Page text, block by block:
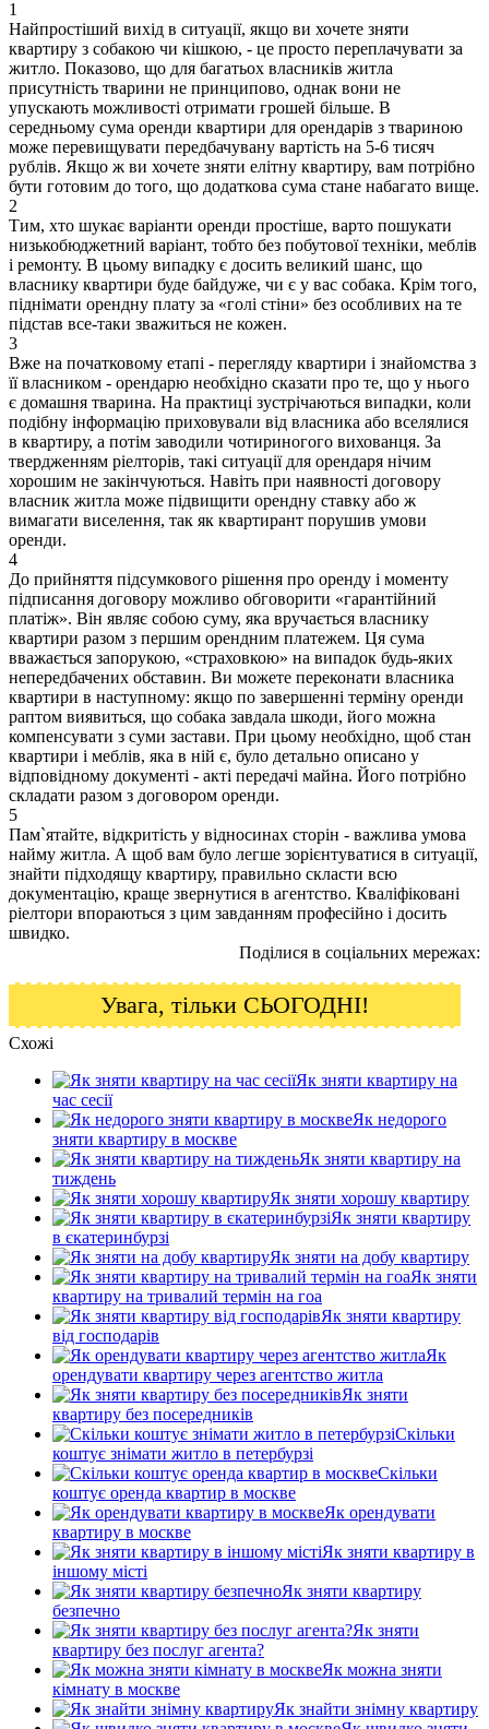
1
Найпростіший вихід в ситуації, якщо ви хочете зняти
квартиру з собакою чи кішкою, - це просто переплачувати за
житло. Показово, що для багатьох власників житла
присутність тварини не принципово, однак вони не
упускають можливості отримати грошей більше. В
середньому сума оренди квартири для орендарів з твариною
може перевищувати передбачувану вартість на 5-6 тисяч
рублів. Якщо ж ви хочете зняти елітну квартиру, вам потрібно
бути готовим до того, що додаткова сума стане набагато вище.
2
Тим, хто шукає варіанти оренди простіше, варто пошукати
низькобюджетний варіант, тобто без побутової техніки, меблів
і ремонту. В цьому випадку є досить великий шанс, що
власнику квартири буде байдуже, чи є у вас собака. Крім того,
піднімати орендну плату за «голі стіни» без особливих на те
підстав все-таки зважиться не кожен.
3
Вже на початковому етапі - перегляду квартири і знайомства з
її власником - орендарю необхідно сказати про те, що у нього
є домашня тварина. На практиці зустрічаються випадки, коли
подібну інформацію приховували від власника або вселялися
в квартиру, а потім заводили чотириногого вихованця. За
твердженням ріелторів, такі ситуації для орендаря нічим
хорошим не закінчуються. Навіть при наявності договору
власник житла може підвищити орендну ставку або ж
вимагати виселення, так як квартирант порушив умови
оренди.
4
До прийняття підсумкового рішення про оренду і моменту
підписання договору можливо обговорити «гарантійний
платіж». Він являє собою суму, яка вручається власнику
квартири разом з першим орендним платежем. Ця сума
вважається запорукою, «страховкою» на випадок будь-яких
непередбачених обставин. Ви можете переконати власника
квартири в наступному: якщо по завершенні терміну оренди
раптом виявиться, що собака завдала шкоди, його можна
компенсувати з суми застави. При цьому необхідно, щоб стан
квартири і меблів, яка в ній є, було детально описано у
відповідному документі - акті передачі майна. Його потрібно
складати разом з договором оренди.
5
Пам`ятайте, відкритість у відносинах сторін - важлива умова
найму житла. А щоб вам було легше зорієнтуватися в ситуації,
знайти підходящу квартиру, правильно скласти всю
документацію, краще звернутися в агентство. Кваліфіковані
ріелтори впораються з цим завданням професійно і досить
швидко.
Поділися в соціальних мережах:
Увага, тільки СЬОГОДНІ!
Схожі
Як зняти квартиру на
час сесії
Як недорого
зняти квартиру в москве
Як зняти квартиру на
тиждень
Як зняти хорошу квартиру
Як зняти квартиру
в єкатеринбурзі
Як зняти на добу квартиру
Як зняти
квартиру на тривалий термін на гоа
Як зняти квартиру
від господарів
Як
орендувати квартиру через агентство житла
Як зняти
квартиру без посередників
Скільки
коштує знімати житло в петербурзі
Скільки
коштує оренда квартир в москве
Як орендувати
квартиру в москве
Як зняти квартиру в
іншому місті
Як зняти квартиру
безпечно
Як зняти
квартиру без послуг агента?
Як можна зняти
кімнату в москве
Як знайти знімну квартиру